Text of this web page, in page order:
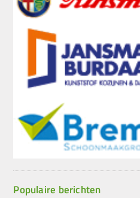
Populaire berichten